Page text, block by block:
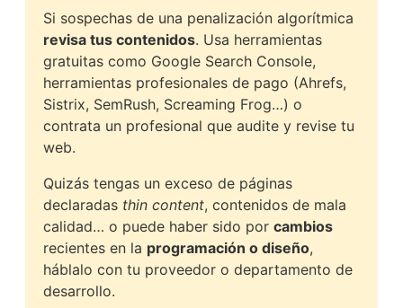
Si sospechas de una penalización algorítmica
revisa tus contenidos. Usa herramientas
gratuitas como Google Search Console,
herramientas profesionales de pago (Ahrefs,
Sistrix, SemRush, Screaming Frog…) o
contrata un profesional que audite y revise tu
web.
Quizás tengas un exceso de páginas
declaradas thin content, contenidos de mala
calidad… o puede haber sido por cambios
recientes en la programación o diseño,
háblalo con tu proveedor o departamento de
desarrollo.